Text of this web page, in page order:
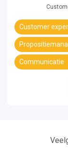
Customer
Communicatie